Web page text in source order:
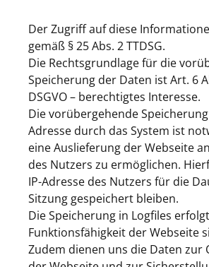
Der Zugriff auf diese
gemäß § 25 Abs. 2 TTDSG.
Die Rechtsgrundlage für die
Speicherung der Daten ist Art. 6
DSGVO – berechtigtes Interesse.
Die vorübergehende
Adresse durch das System ist
eine Auslieferung der Webseite
des Nutzers zu ermöglichen.
IP-Adresse des Nutzers für die
Sitzung gespeichert bleiben.
Die Speicherung in Logfiles
Funktionsfähigkeit der Webseite
Zudem dienen uns die Daten zur